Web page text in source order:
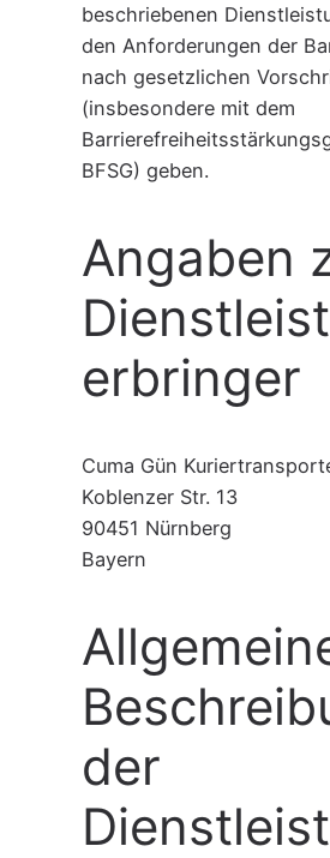
beschriebenen
den Anforderungen der
nach gesetzlichen
(insbesondere mit dem
BFSG) geben.
Angaben
erbringer
Cuma Gün
Koblenzer Str. 13
90451 Nürnberg
Bayern
der